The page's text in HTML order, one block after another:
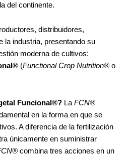
del continente.
distribuidores,
la industria, presentando su
moderna de cultivos:
(Functional Crop Nutrition® o
Funcional®? La FCN®
en la forma en que se
A diferencia de la fertilización
únicamente en suministrar
combina tres acciones en un